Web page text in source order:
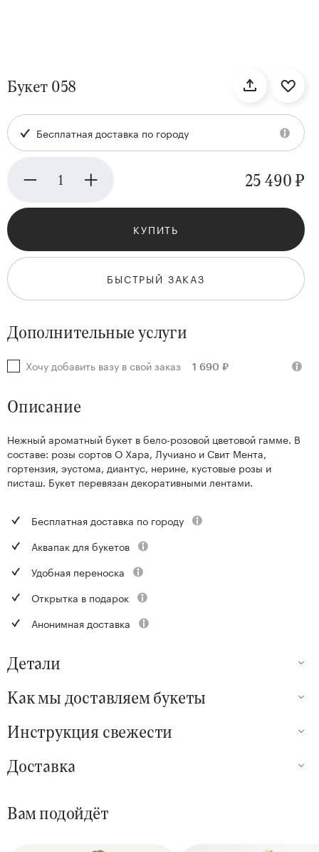
Kenzan
Collection
Букет 058
Бесплатная доставка по городу
25 490 ₽
КУПИТЬ
БЫСТРЫЙ ЗАКАЗ
Дополнительные услуги
Хочу добавить вазу в свой заказ 1 690 ₽
Описание
Нежный ароматный букет в бело-розовой цветовой гамме. В
составе: розы сортов О Хара, Лучиано и Свит Мента,
гортензия, эустома, диантус, нерине, кустовые розы и
писташ. Букет перевязан декоративными лентами.
Бесплатная доставка по городу
Аквапак для букетов
Удобная переноска
Открытка в подарок
Анонимная доставка
Детали
Как мы доставляем букеты
Инструкция свежести
Доставка
Вам подойдёт